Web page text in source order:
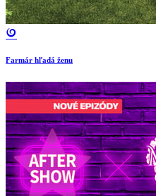
Farmár hľadá ženu